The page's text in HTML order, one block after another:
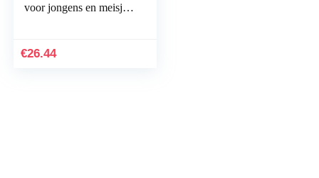
voor jongens en meisjes,
€26.44